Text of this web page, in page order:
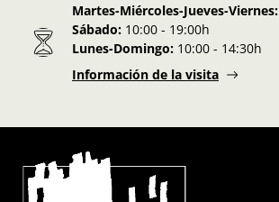
Martes-Miércoles-Jueves-Viernes:
Sábado: 10:00 - 19:00h
Lunes-Domingo: 10:00 - 14:30h
Información de la visita